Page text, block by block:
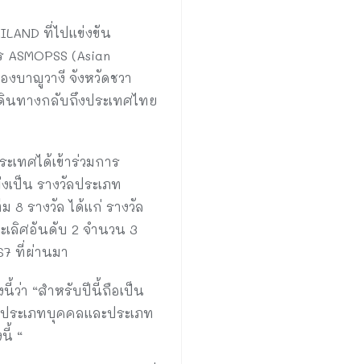
ที่ไปแข่งขัน
(Asian
งบาญูวางี จังหวัดชวา
ทางกลับถึงประเทศไทย
ทศได้เข้าร่วมการ
ป็น รางวัลประเภท
8 รางวัล ได้แก่ รางวัล
เลิศอันดับ 2 จำนวน 3
ที่ผ่านมา
นี้ว่า “สำหรับปีนี้ถือเป็น
ะเภทบุคคลและประเภท
“